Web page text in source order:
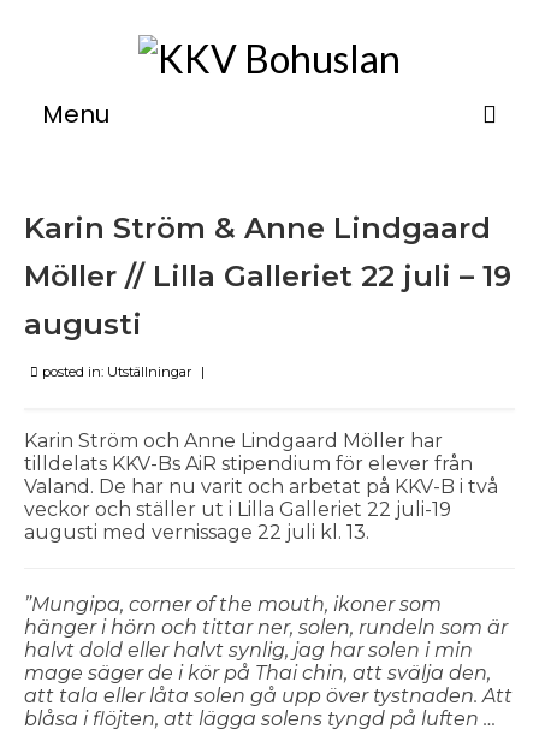
Menu
Verkstäder
Utställningar
Kurser
Övernattning
Medlemsinfo
Kontakt
Karin Ström & Anne Lindgaard
Möller // Lilla Galleriet 22 juli – 19
augusti
posted in: Utställningar |
Karin Ström och Anne Lindgaard Möller har
tilldelats KKV-Bs AiR stipendium för elever från
Valand. De har nu varit och arbetat på KKV-B i två
veckor och ställer ut i Lilla Galleriet 22 juli-19
augusti med vernissage 22 juli kl. 13.
”Mungipa, corner of the mouth, ikoner som
hänger i hörn och tittar ner, solen, rundeln som är
halvt dold eller halvt synlig, jag har solen i min
mage säger de i kör på Thai chin, att svälja den,
att tala eller låta solen gå upp över tystnaden. Att
blåsa i flöjten, att lägga solens tyngd på luften …